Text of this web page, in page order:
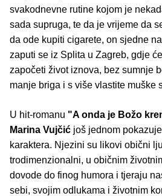
svakodnevne rutine kojom je
sada supruga, te da je vrijeme da
da ode kupiti cigarete, on sjedne
zaputi se iz Splita u Zagreb, gdje
započeti život iznova, bez sumnje
manje briga i s više vlastite muške
U hit-romanu "A onda je Božo
Marina Vujčić još jednom
karaktera. Njezini su likovi obični
trodimenzionalni, u običnim
dovode do finog humora i tjeraju
sebi, svojim odlukama i životnim